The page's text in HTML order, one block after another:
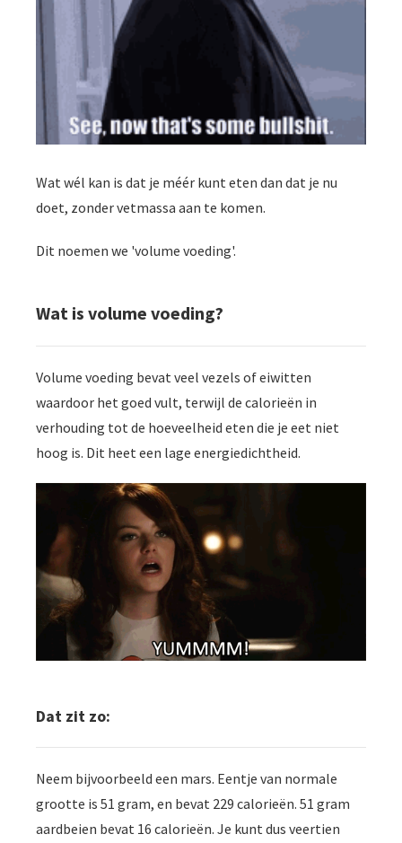
Wat wél kan is dat je méér kunt eten dan dat je nu
doet, zonder vetmassa aan te komen.
Dit noemen we 'volume voeding'.
Wat is volume voeding?
Volume voeding bevat veel vezels of eiwitten
waardoor het goed vult, terwijl de calorieën in
verhouding tot de hoeveelheid eten die je eet niet
hoog is. Dit heet een lage energiedichtheid.
Dat zit zo:
Neem bijvoorbeeld een mars. Eentje van normale
grootte is 51 gram, en bevat 229 calorieën. 51 gram
aardbeien bevat 16 calorieën. Je kunt dus veertien